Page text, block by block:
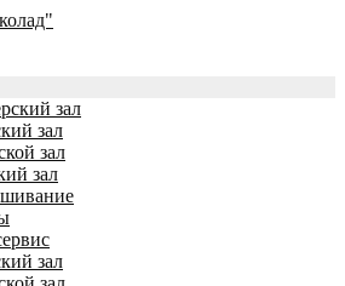
зал
зал
зал
зал
зал